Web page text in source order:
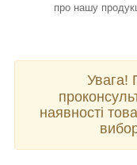
про нашу
Увага!
наявності